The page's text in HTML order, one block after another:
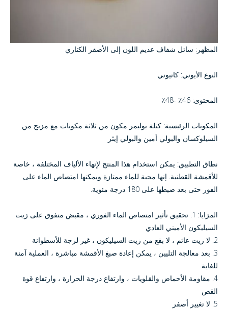
المظهر: سائل شفاف عديم اللون إلى الأصفر الكناري
النوع الأيوني: كاتيوني
المحتوى: 46٪ -48٪
المكونات الرئيسية: كتلة بوليمر مكون من ثلاثة مكونات مع مزيج من
السيلوكسان والبولي أمين والبولي إيثر
نطاق التطبيق: يمكن استخدام هذا المنتج لإنهاء الألياف المختلفة ، خاصة
للأقمشة القطنية. إنها محبة للماء ممتازة ويمكنها امتصاص الماء على
الفور حتى بعد ضبطها على 180 درجة مئوية.
المزايا: 1. تحقيق تأثير امتصاص الماء الفوري ، مقبض متفوق على زيت
السيليكون الأميني العادي
2. لا زيت عائم ، لا بقع من زيت السيليكون ، غير لزجة للأسطوانة
3. بعد معالجة التليين ، يمكن إعادة صبغ الأقمشة مباشرة ، العملية آمنة
للغاية
4. مقاومة الأحماض والقلويات ، وارتفاع درجة الحرارة ، وارتفاع قوة
القص
5. لا تغيير أصفر